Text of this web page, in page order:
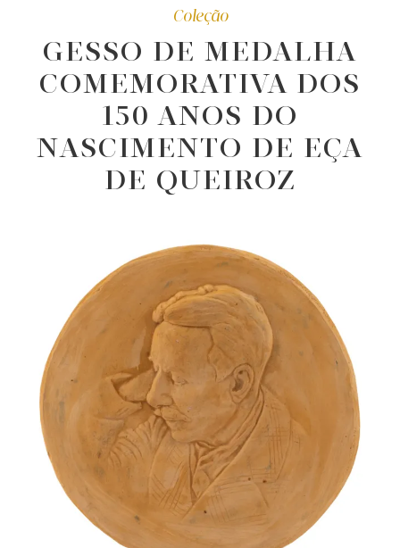
Coleção
GESSO DE MEDALHA
COMEMORATIVA DOS
150 ANOS DO
NASCIMENTO DE EÇA
DE QUEIROZ